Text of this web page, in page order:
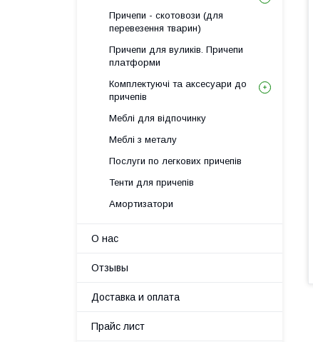
Причепи - скотовози (для
перевезення тварин)
Причепи для вуликів. Причепи
платформи
Комплектуючі та аксесуари до
причепів
Меблі для відпочинку
Меблі з металу
Послуги по легкових причепів
Тенти для причепів
Амортизатори
О нас
Отзывы
Доставка и оплата
Прайс лист